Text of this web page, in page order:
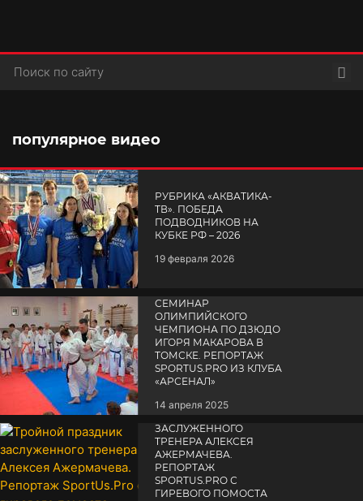
популярное видео
РУБРИКА «АКВАТИКА-
TВ». ПОБЕДА
ПОДВОДНИКОВ НА
КУБКЕ РФ – 2026
19 февраля 2026
СЕМИНАР
ОЛИМПИЙСКОГО
ЧЕМПИОНА ПО ДЗЮДО
ИГОРЯ МАКАРОВА В
ТОМСКЕ. РЕПОРТАЖ
SPORTUS.PRO ИЗ КЛУБА
«АРСЕНАЛ»
14 апреля 2025
ЗАСЛУЖЕННОГО
ТРЕНЕРА АЛЕКСЕЯ
АЖЕРМАЧЕВА.
РЕПОРТАЖ
SPORTUS.PRO С
ГИРЕВОГО ПОМОСТА